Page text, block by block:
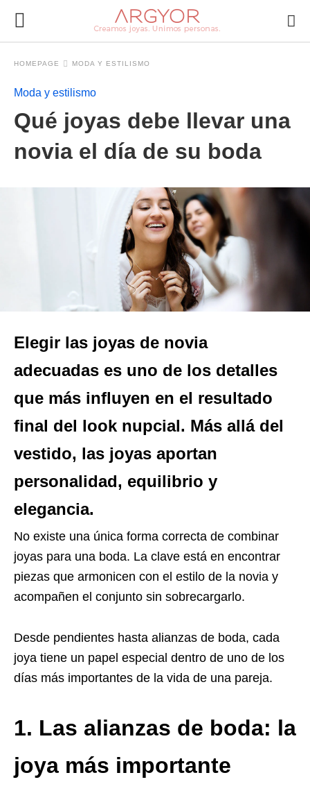
HOMEPAGE MODA Y ESTILISMO
Moda y estilismo
Qué joyas debe llevar una
novia el día de su boda
Elegir las joyas de novia
adecuadas es uno de los detalles
que más influyen en el resultado
final del look nupcial. Más allá del
vestido, las joyas aportan
personalidad, equilibrio y
elegancia.
No existe una única forma correcta de combinar
joyas para una boda. La clave está en encontrar
piezas que armonicen con el estilo de la novia y
acompañen el conjunto sin sobrecargarlo.
Desde pendientes hasta alianzas de boda, cada
joya tiene un papel especial dentro de uno de los
días más importantes de la vida de una pareja.
1. Las alianzas de boda: la
joya más importante